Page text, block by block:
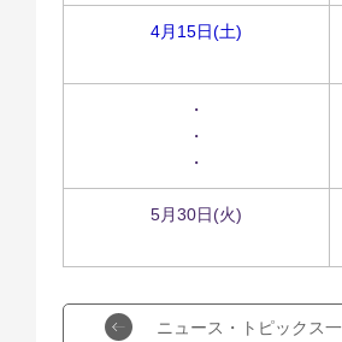
4月15日(土)
・
・
・
5月30日(火)
ニュース・トピックス